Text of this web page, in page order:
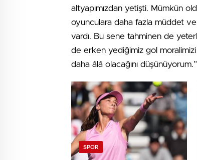
altyapımızdan yetişti. Mümkün
oyunculara daha fazla müddet
vardı. Bu sene tahminen de
de erken yediğimiz gol
daha âlâ olacağını
SPOR